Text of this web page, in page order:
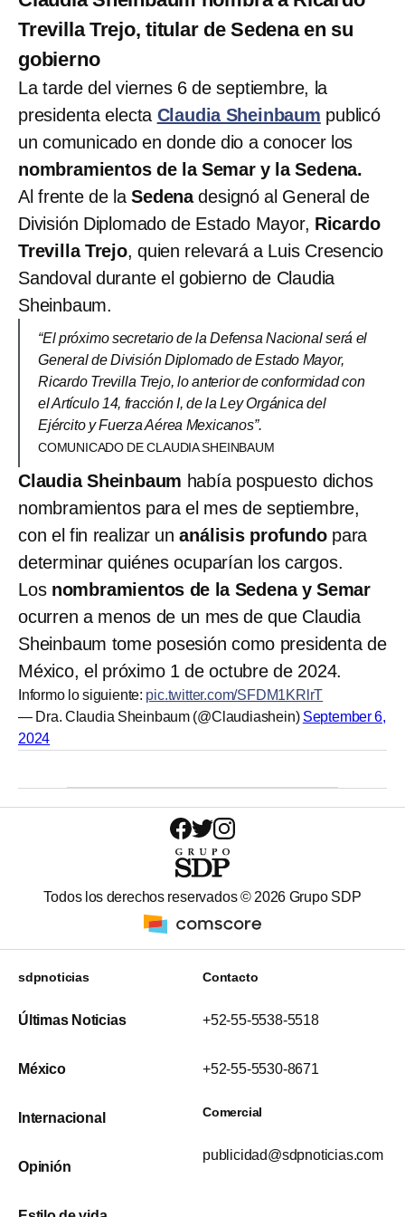
Trevilla Trejo, titular de Sedena en su
gobierno
La tarde del viernes 6 de septiembre, la
presidenta electa Claudia Sheinbaum publicó
un comunicado en donde dio a conocer los
nombramientos de la Semar y la Sedena.
Al frente de laSedenadesignó al General de
División Diplomado de Estado Mayor, Ricardo
Trevilla Trejo, quien relevará a Luis Cresencio
Sandoval durante el gobierno de Claudia
Sheinbaum.
“El próximo secretario de la Defensa Nacional será el
General de División Diplomado de Estado Mayor,
Ricardo Trevilla Trejo, lo anterior de conformidad con
el Artículo 14, fracción I, de la Ley Orgánica del
Ejército y Fuerza Aérea Mexicanos”.
COMUNICADO DE CLAUDIA SHEINBAUM
Claudia Sheinbaum había pospuesto dichos
nombramientos para el mes de septiembre,
con el fin realizar unanálisis profundopara
determinar quiénes ocuparían los cargos.
Los nombramientos de la Sedena y Semar
ocurren a menos de un mes de que Claudia
Sheinbaum tome posesión como presidenta de
México, el próximo 1 de octubre de 2024.
Informo lo siguiente: pic.twitter.com/SFDM1KRlrT
— Dra. Claudia Sheinbaum (@Claudiashein) September 6,
2024
Todos los derechos reservados © 2026 Grupo SDP
sdpnoticias
Últimas Noticias
México
Internacional
Opinión
Contacto
+52-55-5538-5518
+52-55-5530-8671
Comercial
publicidad@sdpnoticias.com